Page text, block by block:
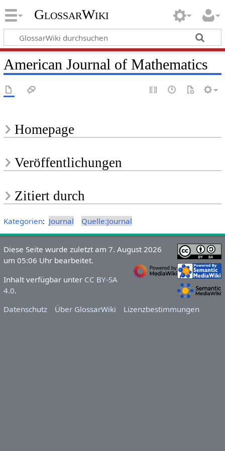
GlossarWiki
American Journal of Mathematics
Homepage
Veröffentlichungen
Zitiert durch
Kategorien: Journal Quelle:Journal
Diese Seite wurde zuletzt am 7. August 2026
um 05:06 Uhr bearbeitet.
Inhalt verfügbar unter CC BY-SA
4.0.
Datenschutz
Über GlossarWiki Lizenzbestimmungen